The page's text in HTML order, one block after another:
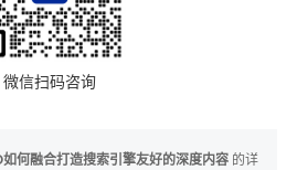
微信扫码咨询
何融合打造搜索引擎友好的深度内容 的详